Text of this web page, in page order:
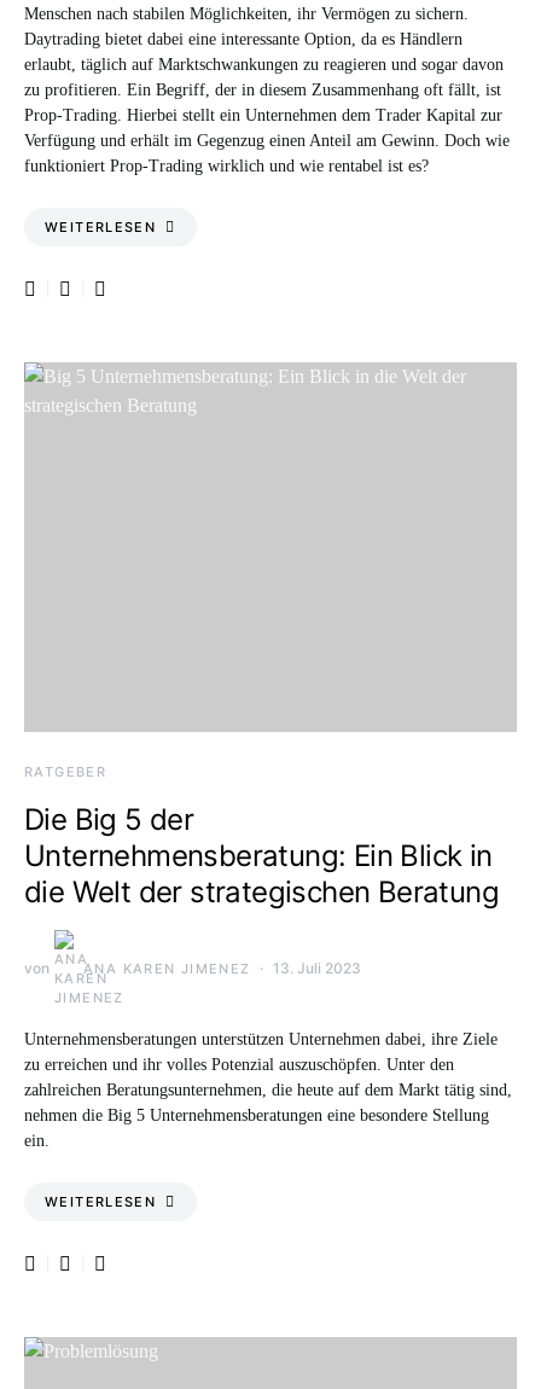
Menschen nach stabilen Möglichkeiten, ihr Vermögen zu sichern.
Daytrading bietet dabei eine interessante Option, da es Händlern
erlaubt, täglich auf Marktschwankungen zu reagieren und sogar davon
zu profitieren. Ein Begriff, der in diesem Zusammenhang oft fällt, ist
Prop-Trading. Hierbei stellt ein Unternehmen dem Trader Kapital zur
Verfügung und erhält im Gegenzug einen Anteil am Gewinn. Doch wie
funktioniert Prop-Trading wirklich und wie rentabel ist es?
WEITERLESEN
RATGEBER
Die Big 5 der
Unternehmensberatung: Ein Blick in
die Welt der strategischen Beratung
von ANA KAREN JIMENEZ 13. Juli 2023
Unternehmensberatungen unterstützen Unternehmen dabei, ihre Ziele
zu erreichen und ihr volles Potenzial auszuschöpfen. Unter den
zahlreichen Beratungsunternehmen, die heute auf dem Markt tätig sind,
nehmen die Big 5 Unternehmensberatungen eine besondere Stellung
ein.
WEITERLESEN